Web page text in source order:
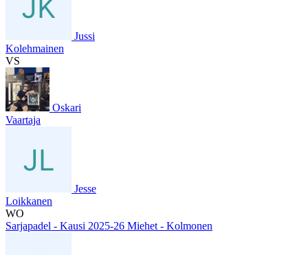
Jussi
Kolehmainen
VS
Oskari
Vaartaja
Jesse
Loikkanen
WO
Sarjapadel - Kausi 2025-26 Miehet - Kolmonen